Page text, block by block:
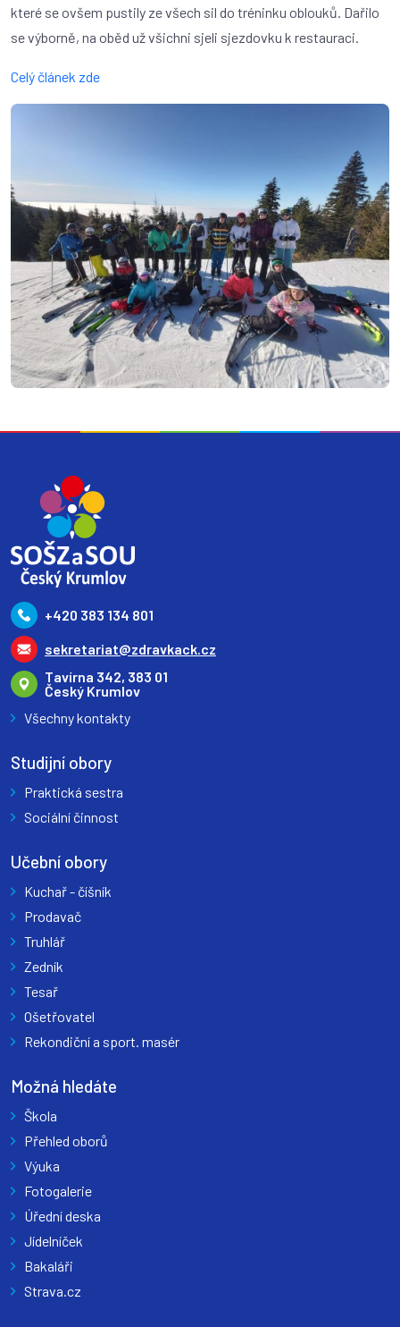
které se ovšem pustily ze všech sil do tréninku oblouků. Dařilo
se výborně, na oběd už všichni sjeli sjezdovku k restauraci.
Celý článek zde
+420 383 134 801
sekretariat@zdravkack.cz
Tavírna 342, 383 01
Český Krumlov
Všechny kontakty
Studijní obory
Praktická sestra
Sociální činnost
Učební obory
Kuchař - číšník
Prodavač
Truhlář
Zedník
Tesař
Ošetřovatel
Rekondiční a sport. masér
Možná hledáte
Škola
Přehled oborů
Výuka
Fotogalerie
Úřední deska
Jídelníček
Bakaláři
Strava.cz